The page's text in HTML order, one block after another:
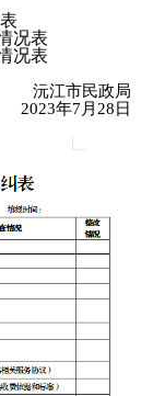
况表
况表
民政局
月28日